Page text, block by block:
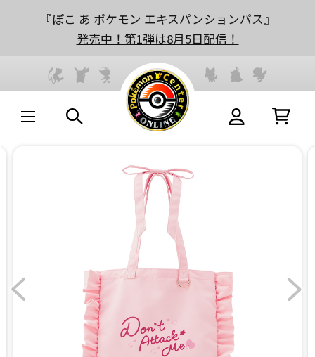
『ぽこ あ ポケモン エキスパンションパス』
発売中！第1弾は8月5日配信！